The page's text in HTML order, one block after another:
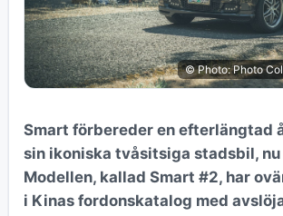
© Photo: Photo
Smart förbereder en efterlängtad
sin ikoniska tvåsitsiga stadsbil,
Modellen, kallad Smart #2, har
i Kinas fordonskatalog med